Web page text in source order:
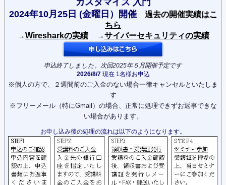
カスタマイズ 入門
2024年10月25日 (金曜日）開催過去の開催実績はこ
ちら
→Wiresharkの実績→サイバーセキュリティの実績
申込終了しました。次回2025年５月開催予定です
2026/8/7 現在 1名様お申込
※個人の方で、２週間前のご入金のない場合一律キャンセルといたしま
す
※フリーメール（特にGmail）の場合、正常に処理できずお返事できな
い場合があります。
お申し込み後の処理の流れは以下のようになります。